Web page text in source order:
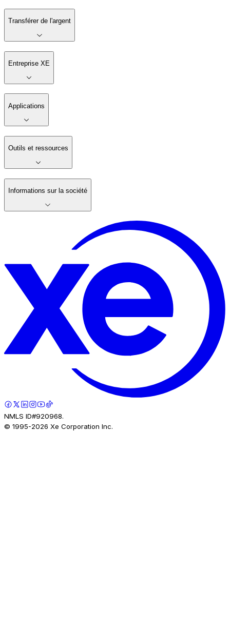
Transférer de l'argent
Entreprise XE
Applications
Outils et ressources
Informations sur la société
NMLS ID#920968.
© 1995-2026 Xe Corporation Inc.